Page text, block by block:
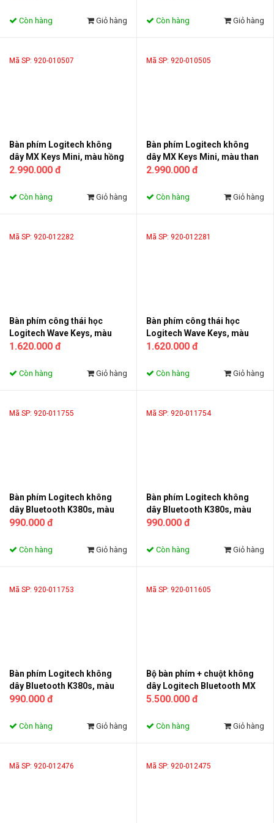
Còn hàng Giỏ hàng Còn hàng Giỏ hàng
Mã SP: 920-010507
Bàn phím Logitech không
dây MX Keys Mini, màu hồng
(920-010507)
2.990.000 đ
Còn hàng Giỏ hàng
Mã SP: 920-010505
Bàn phím Logitech không
dây MX Keys Mini, màu than
chì (920-010505)
2.990.000 đ
Còn hàng Giỏ hàng
Mã SP: 920-012282
Bàn phím công thái học
Logitech Wave Keys, màu
trắng (920-012282)
1.620.000 đ
Còn hàng Giỏ hàng
Mã SP: 920-012281
Bàn phím công thái học
Logitech Wave Keys, màu
than chì (920-012281)
1.620.000 đ
Còn hàng Giỏ hàng
Mã SP: 920-011755
Bàn phím Logitech không
dây Bluetooth K380s, màu
hồng (920-011755)
990.000 đ
Còn hàng Giỏ hàng
Mã SP: 920-011754
Bàn phím Logitech không
dây Bluetooth K380s, màu
trắng (920-011754)
990.000 đ
Còn hàng Giỏ hàng
Mã SP: 920-011753
Bàn phím Logitech không
dây Bluetooth K380s, màu
than chì (920-011753)
990.000 đ
Còn hàng Giỏ hàng
Mã SP: 920-011605
Bộ bàn phím + chuột không
dây Logitech Bluetooth MX
Keys S Combo, màu than chì
5.500.000 đ
Còn hàng Giỏ hàng
Mã SP: 920-012476 Mã SP: 920-012475